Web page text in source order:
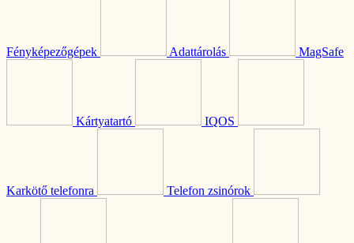
Fényképezőgépek Adattárolás MagSafe
Kártyatartó IQOS
Karkötő telefonra Telefon zsinórok